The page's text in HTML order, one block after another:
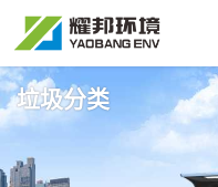
垃圾分类